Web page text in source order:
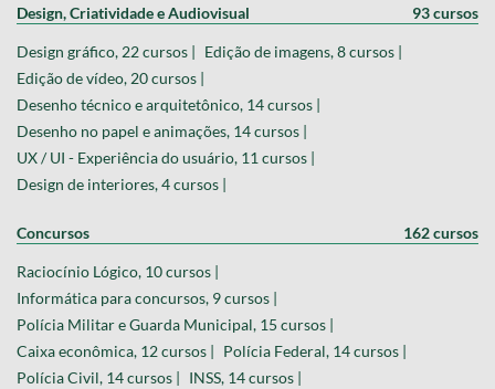
Design, Criatividade e Audiovisual 93 cursos
Design gráfico, 22 cursos | Edição de imagens, 8 cursos |
Edição de vídeo, 20 cursos |
Desenho técnico e arquitetônico, 14 cursos |
Desenho no papel e animações, 14 cursos |
UX / UI - Experiência do usuário, 11 cursos |
Design de interiores, 4 cursos |
Concursos 162 cursos
Raciocínio Lógico, 10 cursos |
Informática para concursos, 9 cursos |
Polícia Militar e Guarda Municipal, 15 cursos |
Caixa econômica, 12 cursos | Polícia Federal, 14 cursos |
Polícia Civil, 14 cursos | INSS, 14 cursos |